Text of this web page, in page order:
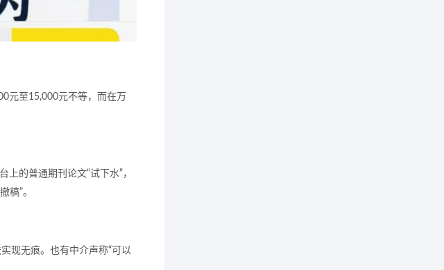
元至15,000元不等，而在万
的普通期刊论文“试下水”，
稿”。
现无痕。也有中介声称“可以